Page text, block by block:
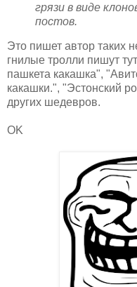
грязи в виде
постов.
Это пишет автор таких
гнилые тролли пишут
пашкета какашка",
какашки.", "Эстонский
других шедевров.
OK